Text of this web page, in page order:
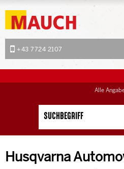
+43 7724 2107
Alle
Husqvarna